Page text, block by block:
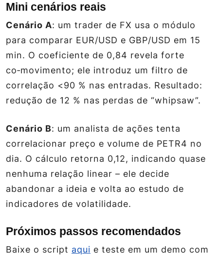
Mini cenários reais
Cenário A: um trader de FX usa o módulo
para comparar EUR/USD e GBP/USD em 15
min. O coeficiente de 0,84 revela forte
co‑movimento; ele introduz um filtro de
correlação <90 % nas entradas. Resultado:
redução de 12 % nas perdas de “whipsaw”.
Cenário B: um analista de ações tenta
correlacionar preço e volume de PETR4 no
dia. O cálculo retorna 0,12, indicando quase
nenhuma relação linear – ele decide
abandonar a ideia e volta ao estudo de
indicadores de volatilidade.
Próximos passos recomendados
Baixe o script aqui e teste em um demo com